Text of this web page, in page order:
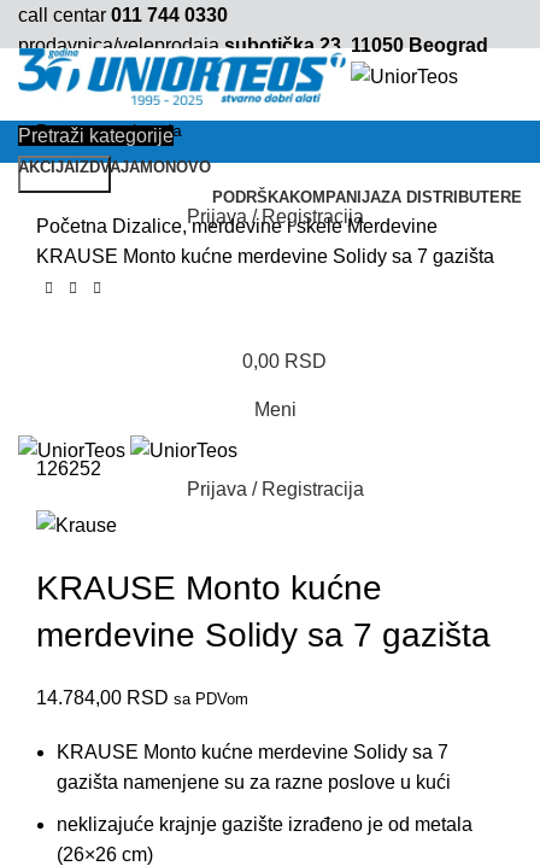
call centar 011 744 0330
prodavnica/veleprodajasubotička 23, 11050 Beograd
Pretraga
Prijava / Registracija
0,00 RSD
Meni
Prijava / Registracija
Pretraži kategorije
AKCIJAIZDVAJAMONOVO
PODRŠKAKOMPANIJAZA DISTRIBUTERE
Početna Dizalice, merdevine i skeleMerdevine
KRAUSE Monto kućne merdevine Solidy sa 7 gazišta
126252
KRAUSE Monto kućne
merdevine Solidy sa 7 gazišta
14.784,00 RSD sa PDVom
KRAUSE Monto kućne merdevine Solidy sa 7
gazišta namenjene su za razne poslove u kući
neklizajuće krajnje gazište izrađeno je od metala
(26×26 cm)